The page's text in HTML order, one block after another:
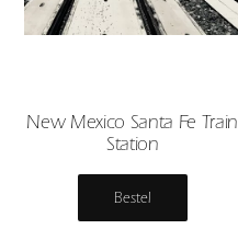
New Mexico Santa Fe Train
Station
Bestel